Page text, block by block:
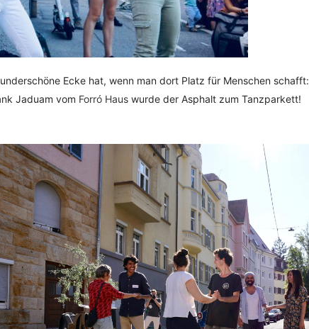
Ecke hat, wenn man dort Platz für Menschen schafft:
Jaduam vom Forró Hauswurde der Asphalt zum Tanzparkett!